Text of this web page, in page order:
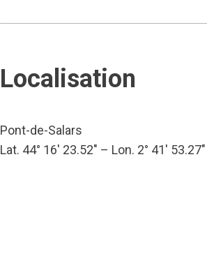
Localisation
Pont-de-Salars
Lat. 44° 16′ 23.52″ – Lon. 2° 41′ 53.27″